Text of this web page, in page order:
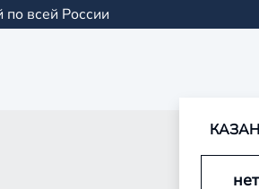
по всей России